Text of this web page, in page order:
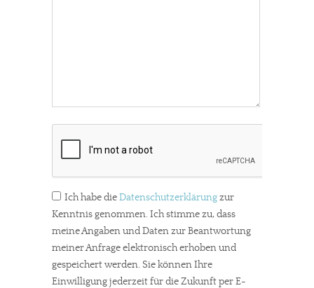
Ich habe dieDatenschutzerklärungzur
Kenntnis genommen. Ich stimme zu, dass
meine Angaben und Daten zur Beantwortung
meiner Anfrage elektronisch erhoben und
gespeichert werden. Sie können Ihre
Einwilligung jederzeit für die Zukunft per E-